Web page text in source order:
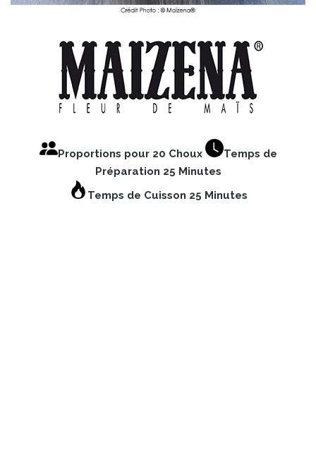
Proportions pour 20 Choux
Temps de
Préparation 25 Minutes
Temps de Cuisson 25 Minutes